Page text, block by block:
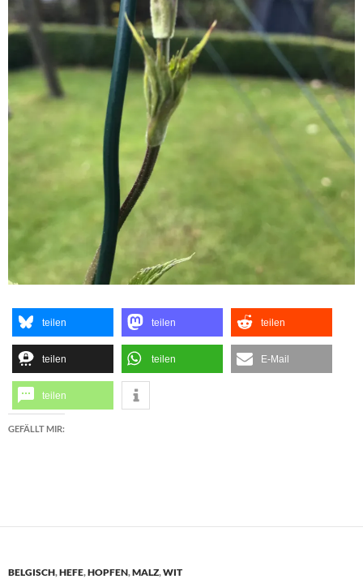
teilen teilen teilen
teilen teilen E-Mail
teilen
GEFÄLLT MIR:
BELGISCH,HEFE,HOPFEN,MALZ,WIT